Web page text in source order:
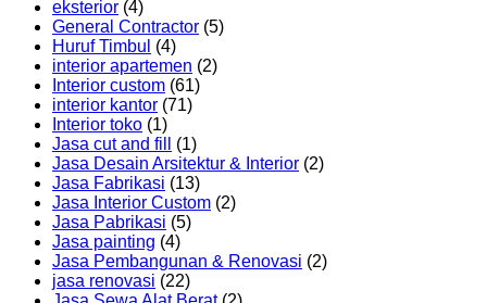
eksterior (4)
General Contractor (5)
Huruf Timbul (4)
interior apartemen (2)
Interior custom (61)
interior kantor (71)
Interior toko (1)
Jasa cut and fill
(1)
Jasa Desain Arsitektur & Interior (2)
Jasa Fabrikasi (13)
Jasa Interior Custom (2)
Jasa Pabrikasi (5)
Jasa painting (4)
Jasa Pembangunan & Renovasi (2)
jasa renovasi (22)